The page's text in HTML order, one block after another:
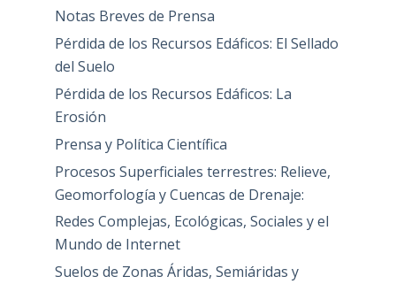
Notas Breves de Prensa
Pérdida de los Recursos Edáficos: El Sellado
del Suelo
Pérdida de los Recursos Edáficos: La
Erosión
Prensa y Política Científica
Procesos Superficiales terrestres: Relieve,
Geomorfología y Cuencas de Drenaje:
Redes Complejas, Ecológicas, Sociales y el
Mundo de Internet
Suelos de Zonas Áridas, Semiáridas y